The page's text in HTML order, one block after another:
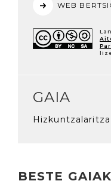
WEB
GAIA
Hizkuntzalaritza
BESTE GAIAK